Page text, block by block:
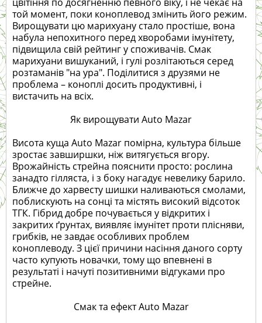
той момент, поки коноплевод змінить його режим.
Вирощувати цю марихуану стало простіше, вона
набула непохитного перед хворобами імунітету,
підвищила свій рейтинг у споживачів. Смак
марихуани вишуканий, і гулі розлітаються серед
розтаманів "на ура". Поділитися з друзями не
проблема – коноплі досить продуктивні, і
вистачить на всіх.
Як вирощувати Auto Mazar
Висота куща Auto Mazar помірна, культура більше
зростає завширшки, ніж витягується вгору.
Врожайність стрейна пояснити просто: рослина
занадто гілляста, і з боку нагадує невелику барило.
Ближче до харвесту шишки наливаються смолами,
поблискують на сонці та містять високий відсоток
ТГК. Гібрид добре почувається у відкритих і
закритих ґрунтах, виявляє імунітет проти плісняви,
грибків, не завдає особливих проблем
коноплеводу. З цієї причини насіння даного сорту
часто купують новачки, тому що впевнені в
результаті і начуті позитивними відгуками про
стрейне.
Смак та ефект Auto Mazar